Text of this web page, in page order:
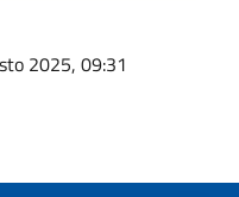
2025, 09:31